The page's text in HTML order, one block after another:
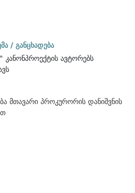
/ განცხადება
კანონპროექტის ავტორებს